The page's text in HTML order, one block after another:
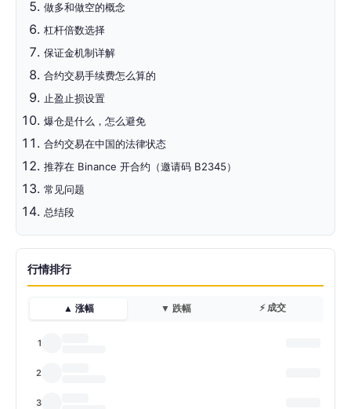
做多和做空的概念
杠杆倍数选择
保证金机制详解
合约交易手续费怎么算的
止盈止损设置
爆仓是什么，怎么避免
合约交易在中国的法律状态
推荐在 Binance 开合约（邀请码 B2345）
常见问题
总结段
行情排行
▲ 涨幅 ▼ 跌幅 ⚡ 成交
1
2
3